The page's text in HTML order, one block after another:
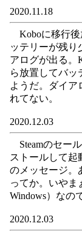
2020.11.18
Koboに移行後
ッテリーが残り
アログが出る。
ら放置してバッ
ようだ。ダイア
れてない。
2020.12.03
Steamのセー
ストールして起
のメッセージ。
ってか。いやま
Windows）なの
2020.12.03